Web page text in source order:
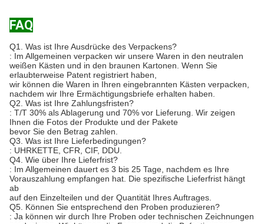
FAQ
Q1. Was ist Ihre Ausdrücke des Verpackens?
: Im Allgemeinen verpacken wir unsere Waren in den neutralen
weißen Kästen und in den braunen Kartonen. Wenn Sie
erlaubterweise Patent registriert haben,
wir können die Waren in Ihren eingebrannten Kästen verpacken,
nachdem wir Ihre Ermächtigungsbriefe erhalten haben.
Q2. Was ist Ihre Zahlungsfristen?
: T/T 30% als Ablagerung und 70% vor Lieferung. Wir zeigen
Ihnen die Fotos der Produkte und der Pakete
bevor Sie den Betrag zahlen.
Q3. Was ist Ihre Lieferbedingungen?
: UHRKETTE, CFR, CIF, DDU.
Q4. Wie über Ihre Lieferfrist?
: Im Allgemeinen dauert es 3 bis 25 Tage, nachdem es Ihre
Vorauszahlung empfangen hat. Die spezifische Lieferfrist hängt
ab
auf den Einzelteilen und der Quantität Ihres Auftrages.
Q5. Können Sie entsprechend den Proben produzieren?
: Ja können wir durch Ihre Proben oder technischen Zeichnungen